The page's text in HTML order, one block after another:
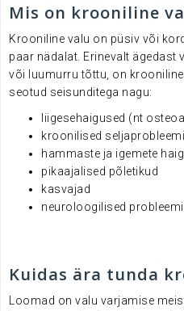
Mis on krooniline
Krooniline valu on püsiv või
paar nädalat. Erinevalt ägedast
või luumurru tõttu, on
seotud seisunditega nagu:
liigesehaigused (nt
kroonilised
hammaste ja igemete
pikaajalised põletikud
kasvajad
neuroloogilised
Kuidas ära tunda
Loomad on valu varjamise